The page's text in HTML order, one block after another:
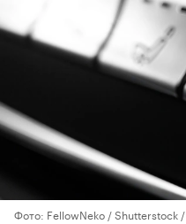
Фото: FellowNeko / Shutterstock